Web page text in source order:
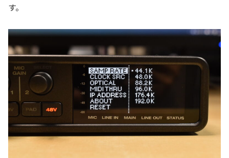
す。